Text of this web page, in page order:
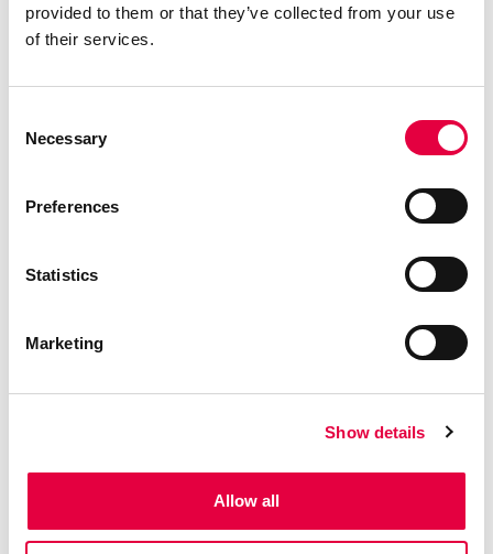
provided to them or that they’ve collected from your use
of their services.
Selection
Necessary
Preferences
Statistics
Marketing
Show details
Allow all
– Für den Anschluss eines externen
Thermostats eingerichtet
– Optional erhältliche
ZERTIFIZIERUNGEN